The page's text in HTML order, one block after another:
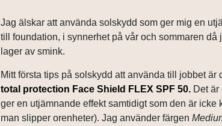
Jag älskar att använda solskydd som ger mig en
till foundation, i synnerhet på vår och sommaren
lager av smink.
Mitt första tips på solskydd att använda till jobbet är
total protection Face Shield FLEX SPF 50. Det
ger en utjämnande effekt samtidigt som den är
man slipper orenheter). Jag använder färgen